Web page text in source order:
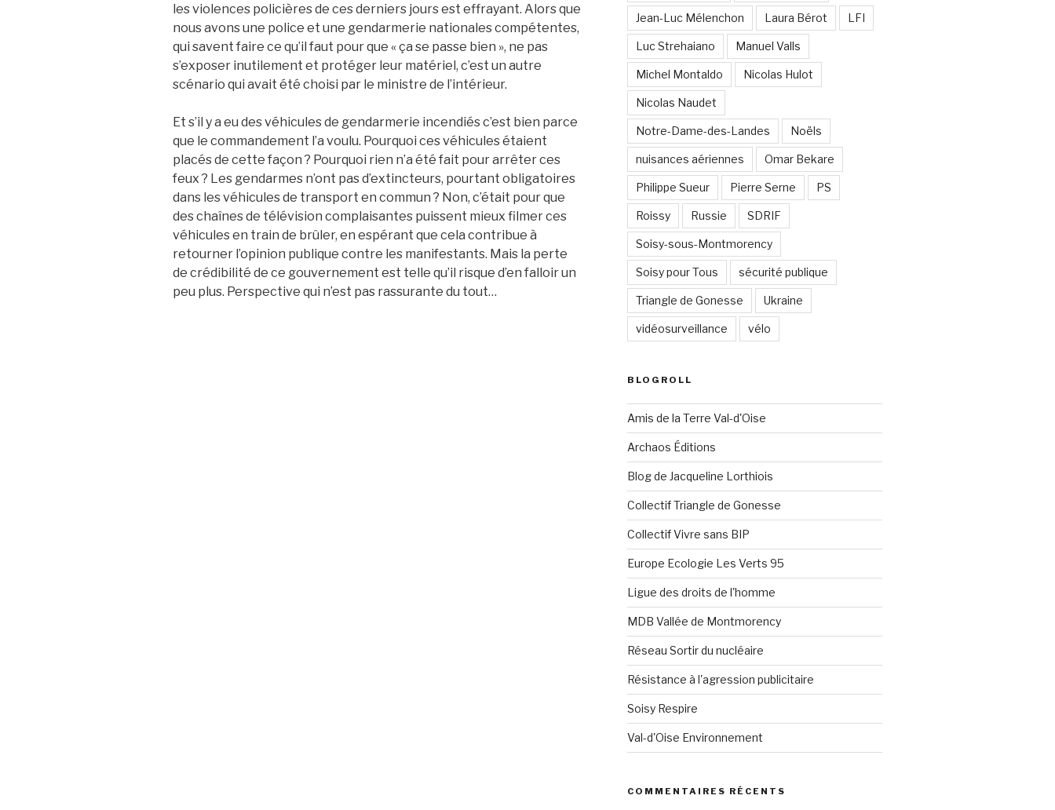
les violences policières de ces derniers jours est effrayant. Alors que
nous avons une police et une gendarmerie nationales compétentes,
qui savent faire ce qu’il faut pour que « ça se passe bien », ne pas
s’exposer inutilement et protéger leur matériel, c’est un autre
scénario qui avait été choisi par le ministre de l’intérieur.
Et s’il y a eu des véhicules de gendarmerie incendiés c’est bien parce
que le commandement l’a voulu. Pourquoi ces véhicules étaient
placés de cette façon ? Pourquoi rien n’a été fait pour arrêter ces
feux ? Les gendarmes n’ont pas d’extincteurs, pourtant obligatoires
dans les véhicules de transport en commun ? Non, c’était pour que
des chaînes de télévision complaisantes puissent mieux filmer ces
véhicules en train de brûler, en espérant que cela contribue à
retourner l’opinion publique contre les manifestants. Mais la perte
de crédibilité de ce gouvernement est telle qu’il risque d’en falloir un
peu plus. Perspective qui n’est pas rassurante du tout…
Jean-Luc Mélenchon Laura Bérot LFI
Luc Strehaiano Manuel Valls
Michel Montaldo Nicolas Hulot
Nicolas Naudet
Notre-Dame-des-Landes Noëls
nuisances aériennes Omar Bekare
Philippe Sueur Pierre Serne PS
Roissy Russie SDRIF
Soisy-sous-Montmorency
Soisy pour Tous sécurité publique
Triangle de Gonesse Ukraine
vidéosurveillance vélo
BLOGROLL
Amis de la Terre Val-d'Oise
Archaos Éditions
Blog de Jacqueline Lorthiois
Collectif Triangle de Gonesse
Collectif Vivre sans BIP
Europe Ecologie Les Verts 95
Ligue des droits de l'homme
MDB Vallée de Montmorency
Réseau Sortir du nucléaire
Résistance à l'agression publicitaire
Soisy Respire
Val-d'Oise Environnement
COMMENTAIRES RÉCENTS